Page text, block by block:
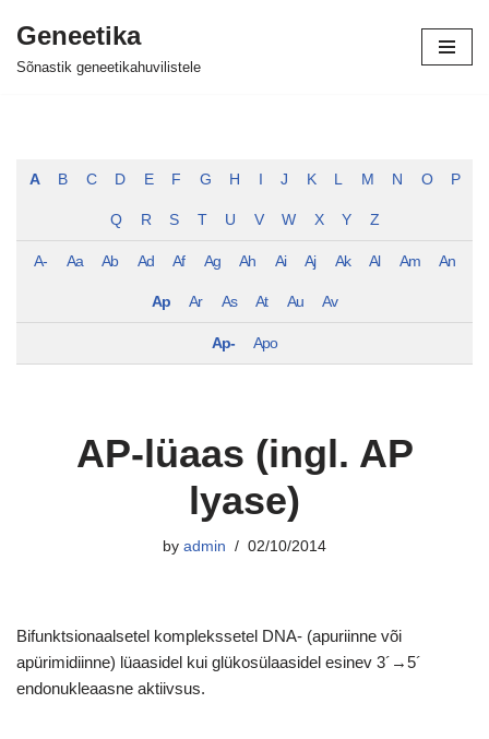
Skip
Geneetika
Sõnastik geneetikahuvilistele
A B C D E F G H J K L M N O P
Q R S T U V W X Y Z
A- Aa Ab Ad Af Ag Ah Ai Aj Ak Al Am An
Ap Ar As At Au Av
Ap- Apo
AP-lüaas (ingl. AP
lyase)
by admin 02/10/2014
Bifunktsionaalsetel komplekssetel DNA- (apuriinne või
apürimidiinne) lüaasidel kui glükosülaasidel esinev 3´→5´
endonukleaasne aktiivsus.